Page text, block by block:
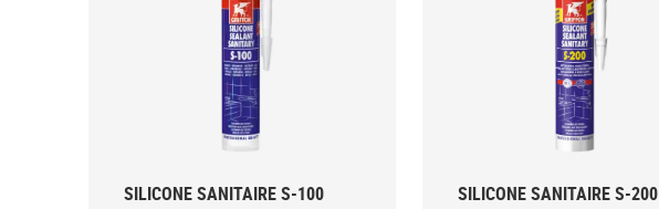
SILICONE SANITAIRE S-100
SILICONE SANITAIRE S-200